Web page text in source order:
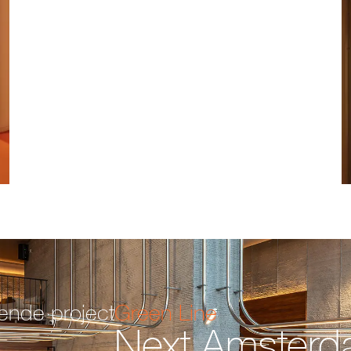
projectGreen Line